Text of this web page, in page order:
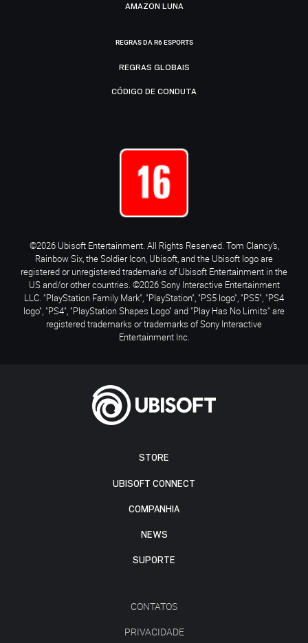
STORE
UBISOFT CONNECT
COMPANHIA
NEWS
SUPORTE
CONTATOS
PRIVACIDADE
AMAZON LUNA
REGRAS DA R6 ESPORTS
REGRAS GLOBAIS
CÓDIGO DE CONDUTA
©2026 Ubisoft Entertainment. All Rights Reserved. Tom Clancy’s,
Rainbow Six, the Soldier Icon, Ubisoft, and the Ubisoft logo are
registered or unregistered trademarks of Ubisoft Entertainment in the
US and/or other countries. ©2026 Sony Interactive Entertainment
LLC. "PlayStation Family Mark", "PlayStation", "PS5 logo", "PS5", "PS4
logo", "PS4", "PlayStation Shapes Logo" and "Play Has No Limits" are
registered trademarks or trademarks of Sony Interactive
Entertainment Inc.